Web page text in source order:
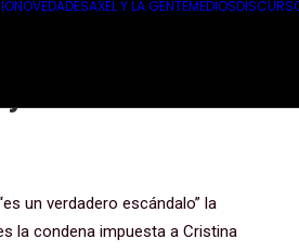
NOVEDADESAXEL Y LA GENTEMEDIOS
jurídico:
un verdadero escándalo” la
la condena impuesta a Cristina